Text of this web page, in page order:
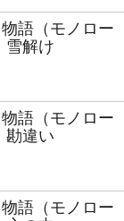
語（モノロー
解け
語（モノロー
違い
語（モノロー